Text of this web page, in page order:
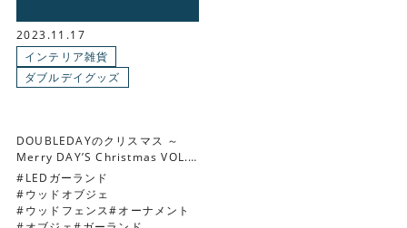
2023.11.17
インテリア雑貨
ダブルデイグッズ
DOUBLEDAYのクリスマス ～
Merry DAY’S Christmas VOL.2
～LEDガーランド
ウッドオブジェ
ウッドフェンス
オーナメント